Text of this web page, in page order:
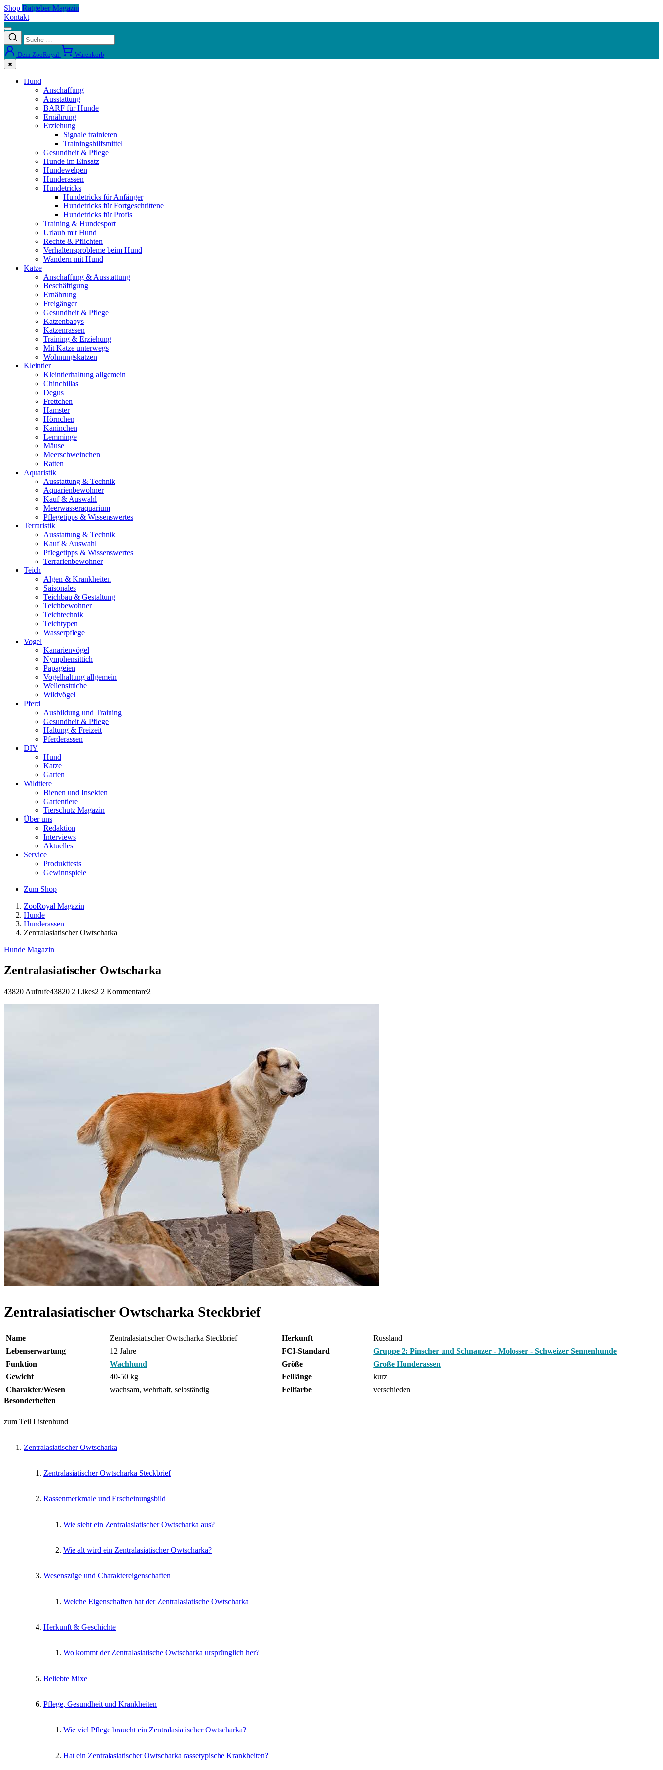
Shop Ratgeber Magazin
Kontakt
Dein ZooRoyal Warenkorb
✖
Hund
Anschaffung
Ausstattung
BARF für Hunde
Ernährung
Erziehung
Signale trainieren
Trainingshilfsmittel
Gesundheit & Pflege
Hunde im Einsatz
Hundewelpen
Hunderassen
Hundetricks
Hundetricks für Anfänger
Hundetricks für Fortgeschrittene
Hundetricks für Profis
Training & Hundesport
Urlaub mit Hund
Rechte & Pflichten
Verhaltensprobleme beim Hund
Wandern mit Hund
Katze
Anschaffung & Ausstattung
Beschäftigung
Ernährung
Freigänger
Gesundheit & Pflege
Katzenbabys
Katzenrassen
Training & Erziehung
Mit Katze unterwegs
Wohnungskatzen
Kleintier
Kleintierhaltung allgemein
Chinchillas
Degus
Frettchen
Hamster
Hörnchen
Kaninchen
Lemminge
Mäuse
Meerschweinchen
Ratten
Aquaristik
Ausstattung & Technik
Aquarienbewohner
Kauf & Auswahl
Meerwasseraquarium
Pflegetipps & Wissenswertes
Terraristik
Ausstattung & Technik
Kauf & Auswahl
Pflegetipps & Wissenswertes
Terrarienbewohner
Teich
Algen & Krankheiten
Saisonales
Teichbau & Gestaltung
Teichbewohner
Teichtechnik
Teichtypen
Wasserpflege
Vogel
Kanarienvögel
Nymphensittich
Papageien
Vogelhaltung allgemein
Wellensittiche
Wildvögel
Pferd
Ausbildung und Training
Gesundheit & Pflege
Haltung & Freizeit
Pferderassen
DIY
Hund
Katze
Garten
Wildtiere
Bienen und Insekten
Gartentiere
Tierschutz Magazin
Über uns
Redaktion
Interviews
Aktuelles
Service
Produkttests
Gewinnspiele
Zum Shop
ZooRoyal Magazin
Hunde
Hunderassen
Zentralasiatischer Owtscharka
Hunde Magazin
Zentralasiatischer Owtscharka
43820 Aufrufe43820 2 Likes2 2 Kommentare2
Zentralasiatischer Owtscharka Steckbrief
Name Zentralasiatischer Owtscharka Steckbrief Herkunft
Russland
Lebenserwartung
12 Jahre FCI-Standard
Gruppe 2: Pinscher und Schnauzer - Molosser - Schweizer Sennenhunde
Funktion
Wachhund Größe
Große Hunderassen
Gewicht
40-50 kg Felllänge
kurz
Charakter/Wesen
wachsam, wehrhaft, selbständig Fellfarbe
verschieden
Besonderheiten
zum Teil Listenhund
Zentralasiatischer Owtscharka
Zentralasiatischer Owtscharka Steckbrief
Rassenmerkmale und Erscheinungsbild
Wie sieht ein Zentralasiatischer Owtscharka aus?
Wie alt wird ein Zentralasiatischer Owtscharka?
Wesenszüge und Charaktereigenschaften
Welche Eigenschaften hat der Zentralasiatische Owtscharka
Herkunft & Geschichte
Wo kommt der Zentralasiatische Owtscharka ursprünglich her?
Beliebte Mixe
Pflege, Gesundheit und Krankheiten
Wie viel Pflege braucht ein Zentralasiatischer Owtscharka?
Hat ein Zentralasiatischer Owtscharka rassetypische Krankheiten?